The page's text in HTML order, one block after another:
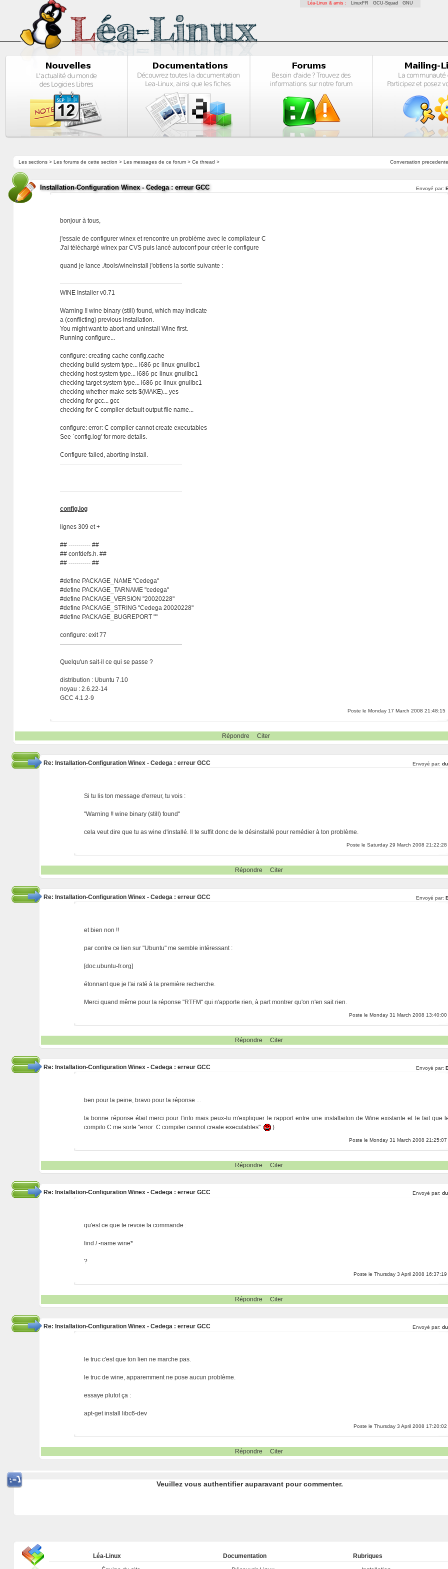
Léa-Linux & amis : LinuxFR GCU-Squad GNU
Conversation precedente
Les sections> Les forums de cette section > Les messages de ce forum> Ce thread >
Installation-Configuration Winex - Cedega : erreur GCC Envoyé par:
bonjour à tous,
j'essaie de configurer winex et rencontre un problème avec le compilateur C
J'ai téléchargé winex par CVS puis lancé autoconf pour créer le configure
quand je lance ./tools/wineinstall j'obtiens la sortie suivante :
-------------------------------------------------------------
WINE Installer v0.71
Warning !! wine binary (still) found, which may indicate
a (conflicting) previous installation.
You might want to abort and uninstall Wine first.
Running configure...
configure: creating cache config.cache
checking build system type... i686-pc-linux-gnulibc1
checking host system type... i686-pc-linux-gnulibc1
checking target system type... i686-pc-linux-gnulibc1
checking whether make sets $(MAKE)... yes
checking for gcc... gcc
checking for C compiler default output file name...
configure: error: C compiler cannot create executables
See `config.log' for more details.
Configure failed, aborting install.
-------------------------------------------------------------
-------------------------------------------------------------
config.log
lignes 309 et +
## ----------- ##
## confdefs.h. ##
## ----------- ##
#define PACKAGE_NAME "Cedega"
#define PACKAGE_TARNAME "cedega"
#define PACKAGE_VERSION "20020228"
#define PACKAGE_STRING "Cedega 20020228"
#define PACKAGE_BUGREPORT ""
configure: exit 77
-------------------------------------------------------------
Quelqu'un sait-il ce qui se passe ?
distribution : Ubuntu 7.10
noyau : 2.6.22-14
GCC 4.1.2-9
Poste le Monday 17 March 2008 21:48:15
Répondre Citer
Re: Installation-Configuration Winex - Cedega : erreur GCC Envoyé par:
Si tu lis ton message d'erreur, tu vois :
"Warning !! wine binary (still) found"
cela veut dire que tu as wine d'installé. Il te suffit donc de le désinstallé pour remédier à ton problème.
Poste le Saturday 29 March 2008 21:22:28
Répondre Citer
Re: Installation-Configuration Winex - Cedega : erreur GCC Envoyé par:
et bien non !!
par contre ce lien sur "Ubuntu" me semble intéressant :
[doc.ubuntu-fr.org]
étonnant que je l'ai raté à la première recherche.
Merci quand même pour la réponse "RTFM" qui n'apporte rien, à part montrer qu'on n'en sait rien.
Poste le Monday 31 March 2008 13:40:00
Répondre Citer
Re: Installation-Configuration Winex - Cedega : erreur GCC Envoyé par:
ben pour la peine, bravo pour la réponse ...
la bonne réponse était merci pour l'info mais peux-tu m'expliquer le rapport entre une installaiton de Wine existante et le fait que
compilo C me sorte "error: C compiler cannot create executables"
)
Poste le Monday 31 March 2008 21:25:07
Répondre Citer
Re: Installation-Configuration Winex - Cedega : erreur GCC Envoyé par:
qu'est ce que te revoie la commande :
find / -name wine*
?
Poste le Thursday 3 April 2008 16:37:19
Répondre Citer
Re: Installation-Configuration Winex - Cedega : erreur GCC Envoyé par:
le truc c'est que ton lien ne marche pas.
le truc de wine, apparemment ne pose aucun problème.
essaye plutot ça :
apt-get install libc6-dev
Poste le Thursday 3 April 2008 17:20:02
Répondre Citer
Veuillez vous authentifier auparavant pour commenter.
Léa-Linux
Documentation
Rubriques